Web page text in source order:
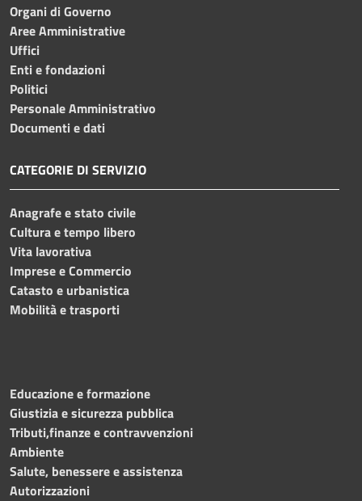
Organi di Governo
Aree Amministrative
Uffici
Enti e fondazioni
Politici
Personale Amministrativo
Documenti e dati
CATEGORIE DI SERVIZIO
Anagrafe e stato civile
Cultura e tempo libero
Vita lavorativa
Imprese e Commercio
Catasto e urbanistica
Mobilità e trasporti
Educazione e formazione
Giustizia e sicurezza pubblica
Tributi,finanze e contravvenzioni
Ambiente
Salute, benessere e assistenza
Autorizzazioni